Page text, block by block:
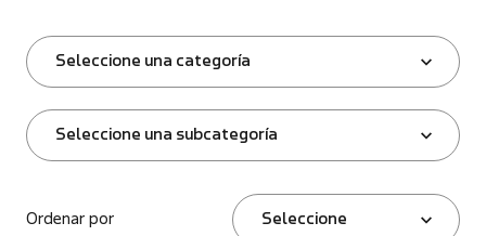
Seleccione una categoría
Seleccione una subcategoría
Ordenar por Seleccione